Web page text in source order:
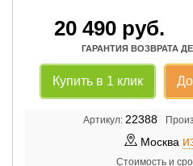
20 490 руб.
ГАРАНТИЯ ВОЗВРАТА
Купить в 1 клик
Артикул: 22388
Москва
Стоимость и